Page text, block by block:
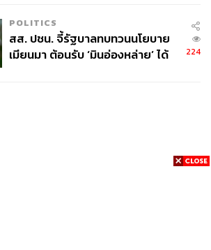
POLITICS
สส. ปชน. จี้รัฐบาลทบทวนนโยบาย
เมียนมา ต้อนรับ ‘มินอ่องหล่าย’ ได้
224